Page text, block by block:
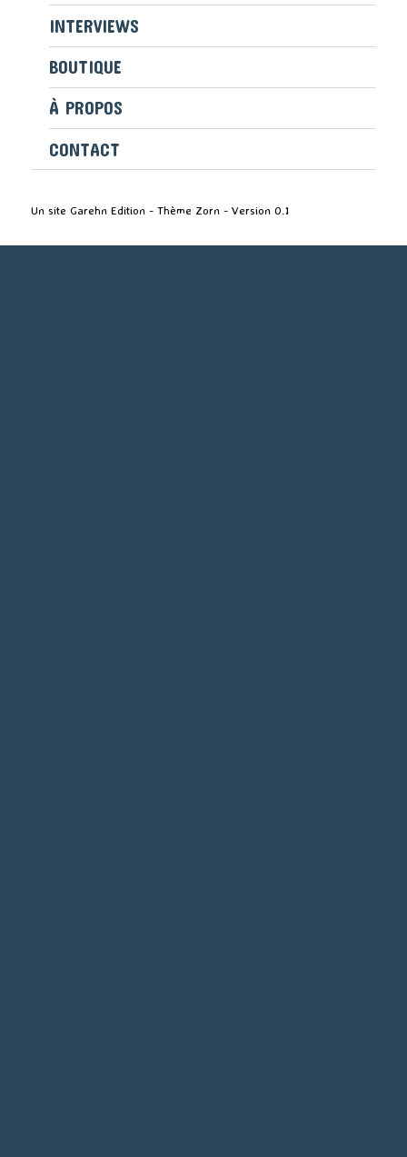
INTERVIEWS
BOUTIQUE
À PROPOS
CONTACT
Un site Garehn Edition - Thème Zorn - Version 0.1